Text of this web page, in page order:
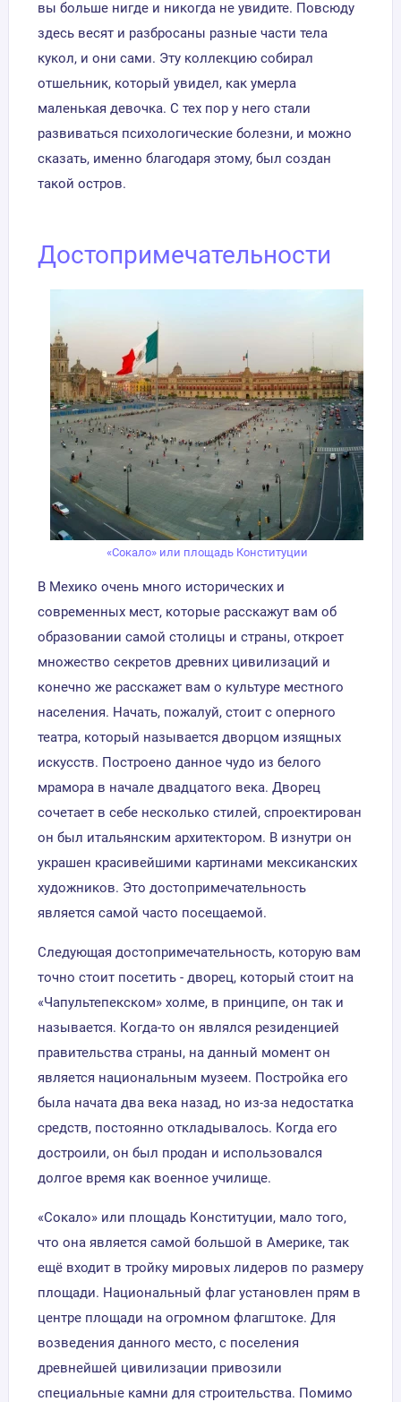
вы больше нигде и никогда не увидите. Повсюду
здесь весят и разбросаны разные части тела
кукол, и они сами. Эту коллекцию собирал
отшельник, который увидел, как умерла
маленькая девочка. С тех пор у него стали
развиваться психологические болезни, и можно
сказать, именно благодаря этому, был создан
такой остров.
Достопримечательности
«Сокало» или площадь Конституции
В Мехико очень много исторических и
современных мест, которые расскажут вам об
образовании самой столицы и страны, откроет
множество секретов древних цивилизаций и
конечно же расскажет вам о культуре местного
населения. Начать, пожалуй, стоит с оперного
театра, который называется дворцом изящных
искусств. Построено данное чудо из белого
мрамора в начале двадцатого века. Дворец
сочетает в себе несколько стилей, спроектирован
он был итальянским архитектором. В изнутри он
украшен красивейшими картинами мексиканских
художников. Это достопримечательность
является самой часто посещаемой.
Следующая достопримечательность, которую вам
точно стоит посетить - дворец, который стоит на
«Чапультепекском» холме, в принципе, он так и
называется. Когда-то он являлся резиденцией
правительства страны, на данный момент он
является национальным музеем. Постройка его
была начата два века назад, но из-за недостатка
средств, постоянно откладывалось. Когда его
достроили, он был продан и использовался
долгое время как военное училище.
«Сокало» или площадь Конституции, мало того,
что она является самой большой в Америке, так
ещё входит в тройку мировых лидеров по размеру
площади. Национальный флаг установлен прям в
центре площади на огромном флагштоке. Для
возведения данного место, с поселения
древнейшей цивилизации привозили
специальные камни для строительства. Помимо